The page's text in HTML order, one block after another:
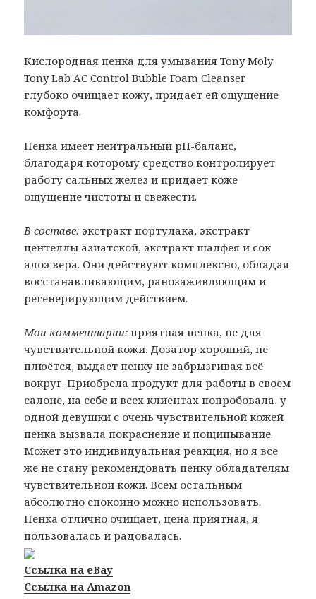
Кислородная пенка для умывания Tony Moly
Tony Lab AC Control Bubble Foam Cleanser
глубоко очищает кожу, придает ей ощущение
комфорта.
Пенка имеет нейтральный рН-баланс,
благодаря которому средство контролирует
работу сальных желез и придает коже
ощущение чистоты и свежести.
В составе: экстракт портулака, экстракт
центеллы азиатской, экстракт шалфея и сок
алоэ вера. Они действуют комплексно, обладая
восстанавливающим, ранозаживляющим и
регенерирующим действием.
Мои комментарии: приятная пенка, не для
чувствительной кожи. Дозатор хороший, не
плюётся, выдает пенку не забрызгивая всё
вокруг. Приобрела продукт для работы в своем
салоне, на себе и всех клиентах попробовала, у
одной девушки с очень чувствительной кожей
пенка вызвала покраснение и пощипывание.
Может это индивидуальная реакция, но я все
же не стану рекомендовать пенку обладателям
чувствительной кожи. Всем остальным
абсолютно спокойно можно использовать.
Пенка отлично очищает, цена приятная, я
пользовалась и радовалась.
Ссылка на eBay
Ссылка на Amazon